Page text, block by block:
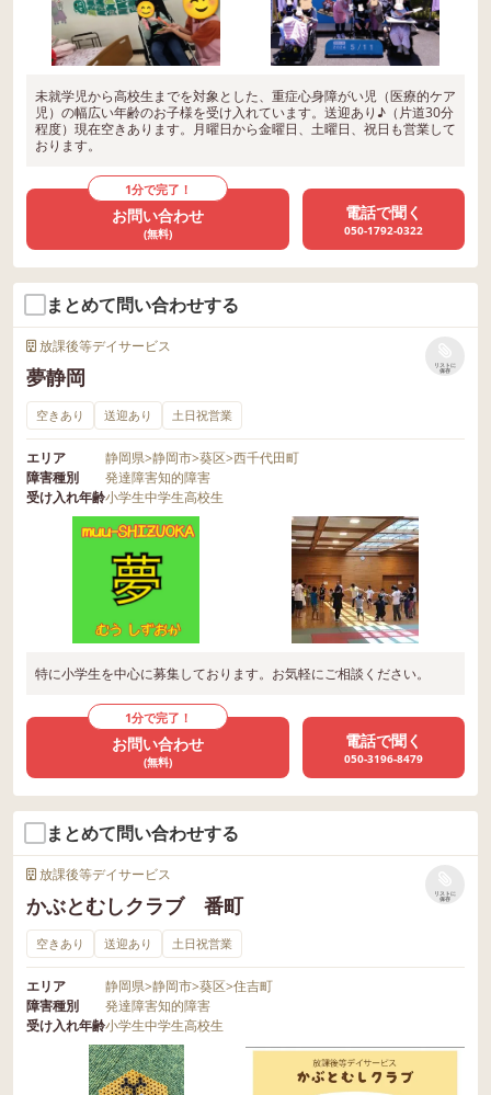
未就学児から高校生までを対象とした、重症心身障がい児（医療的ケア
児）の幅広い年齢のお子様を受け入れています。送迎あり♪（片道30分
程度）現在空きあります。月曜日から金曜日、土曜日、祝日も営業して
おります。
1分で完了！
お問い合わせ
(無料)
電話で聞く
050-1792-0322
まとめて問い合わせする
放課後等デイサービス
夢静岡
リストに
保存
空きあり 送迎あり 土日祝営業
エリア 静岡県>静岡市>葵区>西千代田町
障害種別
発達障害知的障害
受け入れ年齢小学生中学生高校生
特に小学生を中心に募集しております。お気軽にご相談ください。
1分で完了！
お問い合わせ
(無料)
電話で聞く
050-3196-8479
まとめて問い合わせする
放課後等デイサービス
かぶとむしクラブ 番町
リストに
保存
空きあり 送迎あり 土日祝営業
エリア 静岡県>静岡市>葵区>住吉町
障害種別
発達障害知的障害
受け入れ年齢小学生中学生高校生